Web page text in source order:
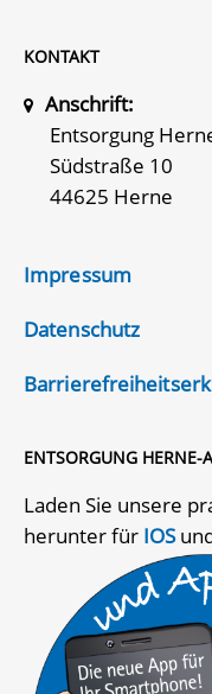
KONTAKT
Anschrift:
Entsorgung
Südstraße 10
44625 Herne
Impressum
Datenschutz
ENTSORGUNG HERNE-
Laden Sie unsere
herunter für IOS